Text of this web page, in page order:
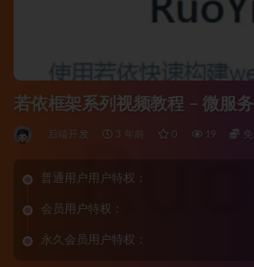
若依框架系列视频教程 – 微服
后端开发 3 年前 0 19
普通用户用户特权：
会员用户特权：
永久会员用户特权：